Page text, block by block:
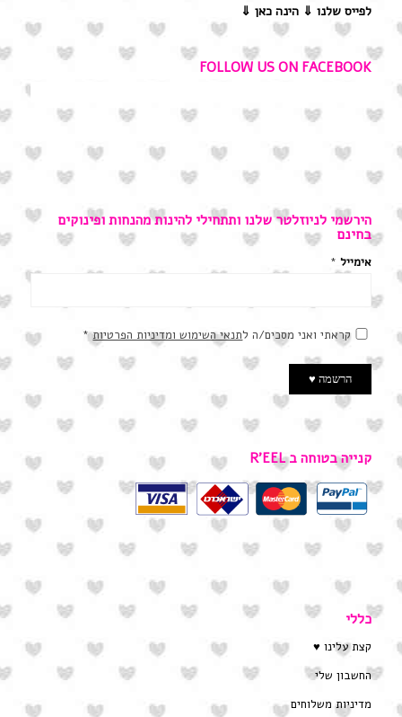
לפייס שלנו ⇓ הינה כאן ⇓
FOLLOW US ON FACEBOOK
הירשמי לניוזלטר שלנו ותתחילי להינות מהנחות ופינוקים
בחינם
אימייל *
קראתי ואני מסכים/ה לתנאי השימוש ומדיניות הפרטיות*
קנייה בטוחה ב R’EEL
כללי
קצת עלינו ♥
החשבון שלי
מדיניות משלוחים